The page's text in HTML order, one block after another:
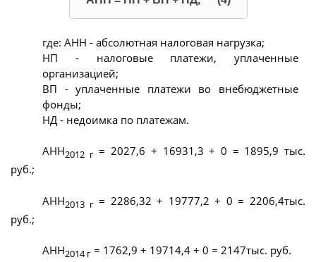
где: АНН - абсолютная налоговая нагрузка;
НП - налоговые платежи, уплаченные
организацией;
ВП - уплаченные платежи во внебюджетные
фонды;
НД - недоимка по платежам.
АНН2012 г= 2027,6 + 16931,3 + 0 = 1895,9 тыс.
руб.;
АНН2013 г= 2286,32 + 19777,2 + 0 = 2206,4тыс.
руб.;
АНН2014 г = 1762,9 + 19714,4 + 0 = 2147тыс. руб.